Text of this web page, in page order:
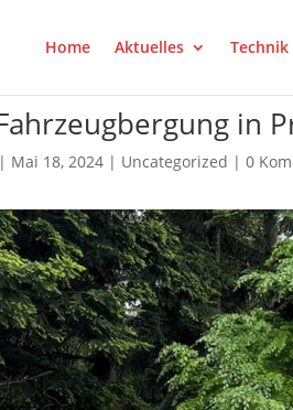
Home Aktuelles Technik
in
| Mai 18, 2024 | Uncategorized |0
teilen Pinterest